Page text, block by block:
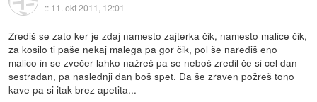
:: 11. okt 2011, 12:01
Zrediš se zato ker je zdaj namesto zajterka čik, namesto malice čik,
za kosilo ti paše nekaj malega pa gor čik, pol še narediš eno
malico in se zvečer lahko nažreš pa se neboš zredil če si cel dan
sestradan, pa naslednji dan boš spet. Da še zraven požreš tono
kave pa si itak brez apetita...